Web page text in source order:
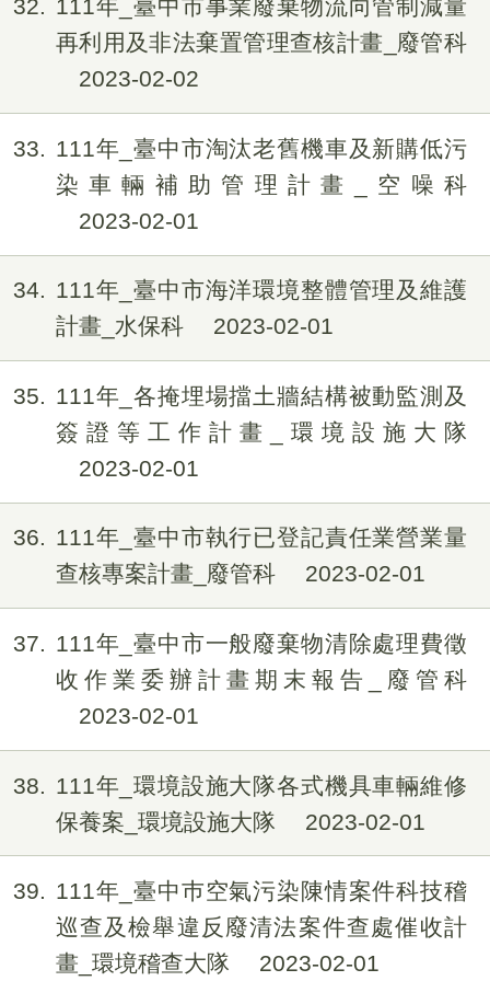
32
111年_臺中市事業廢棄物流向管制減量
再利用及非法棄置管理查核計畫_廢管科
2023-02-02
33
111年_臺中市淘汰老舊機車及新購低污
染車輛補助管理計畫_空噪科
2023-02-01
34
111年_臺中市海洋環境整體管理及維護
計畫_水保科
2023-02-01
35
111年_各掩埋場擋土牆結構被動監測及
簽證等工作計畫_環境設施大隊
2023-02-01
36
111年_臺中市執行已登記責任業營業量
查核專案計畫_廢管科
2023-02-01
37
111年_臺中市一般廢棄物清除處理費徵
收作業委辦計畫期末報告_廢管科
2023-02-01
38
111年_環境設施大隊各式機具車輛維修
保養案_環境設施大隊
2023-02-01
39
111年_臺中巿空氣污染陳情案件科技稽
巡查及檢舉違反廢清法案件查處催收計
畫_環境稽查大隊
2023-02-01